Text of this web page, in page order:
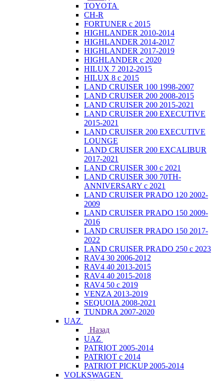
TOYOTA
CH-R
FORTUNER с 2015
HIGHLANDER 2010-2014
HIGHLANDER 2014-2017
HIGHLANDER 2017-2019
HIGHLANDER с 2020
HILUX 7 2012-2015
HILUX 8 с 2015
LAND CRUISER 100 1998-2007
LAND CRUISER 200 2008-2015
LAND CRUISER 200 2015-2021
LAND CRUISER 200 EXECUTIVE
2015-2021
LAND CRUISER 200 EXECUTIVE
LOUNGE
LAND CRUISER 200 EXCALIBUR
2017-2021
LAND CRUISER 300 с 2021
LAND CRUISER 300 70TH-
ANNIVERSARY с 2021
LAND CRUISER PRADO 120 2002-
2009
LAND CRUISER PRADO 150 2009-
2016
LAND CRUISER PRADO 150 2017-
2022
LAND CRUISER PRADO 250 с 2023
RAV4 30 2006-2012
RAV4 40 2013-2015
RAV4 40 2015-2018
RAV4 50 с 2019
VENZA 2013-2019
SEQUOIA 2008-2021
TUNDRA 2007-2020
UAZ
Назад
UAZ
PATRIOT 2005-2014
PATRIOT с 2014
PATRIOT PICKUP 2005-2014
VOLKSWAGEN